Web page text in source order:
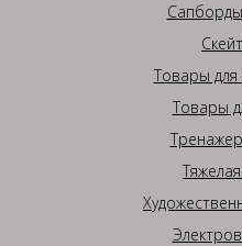
Товары
Товары